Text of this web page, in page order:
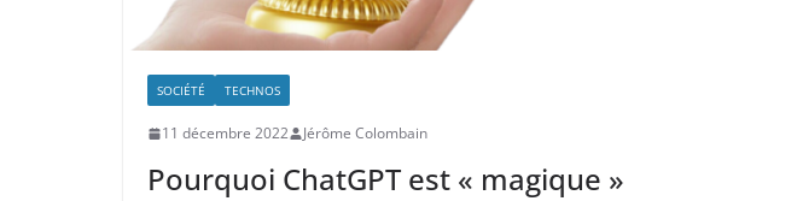
SOCIÉTÉ TECHNOS
11 décembre 2022 Jérôme Colombain
Pourquoi ChatGPT est « magique »